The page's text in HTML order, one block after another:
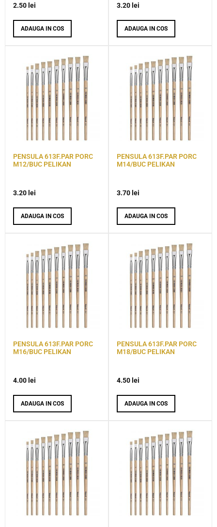
2.50 lei
ADAUGA IN COS
3.20 lei
ADAUGA IN COS
PENSULA 613F.PAR PORC
M12/BUC PELIKAN
3.20 lei
ADAUGA IN COS
PENSULA 613F.PAR PORC
M14/BUC PELIKAN
3.70 lei
ADAUGA IN COS
PENSULA 613F.PAR PORC
M16/BUC PELIKAN
4.00 lei
ADAUGA IN COS
PENSULA 613F.PAR PORC
M18/BUC PELIKAN
4.50 lei
ADAUGA IN COS